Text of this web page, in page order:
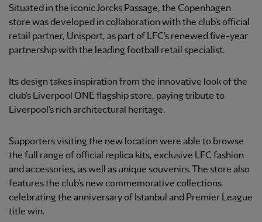
Situated in the iconic Jorcks Passage, the Copenhagen
store was developed in collaboration with the club's official
retail partner, Unisport, as part of LFC's renewed five-year
partnership with the leading football retail specialist.
Its design takes inspiration from the innovative look of the
club's Liverpool ONE flagship store, paying tribute to
Liverpool's rich architectural heritage.
Supporters visiting the new location were able to browse
the full range of official replica kits, exclusive LFC fashion
and accessories, as well as unique souvenirs. The store also
features the club's new commemorative collections
celebrating the anniversary of Istanbul and Premier League
title win.